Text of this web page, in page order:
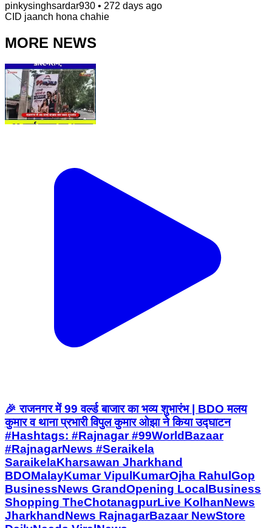
pinkysinghsardar930 • 272 days ago
CID jaanch hona chahie
MORE NEWS
🎉 राजनगर में 99 वर्ल्ड बाजार का भव्य शुभारंभ | BDO मलय
कुमार व थाना प्रभारी विपुल कुमार ओझा ने किया उद्घाटन
#Hashtags: #Rajnagar #99WorldBazaar
#RajnagarNews #Seraikela
SaraikelaKharsawan Jharkhand
BDOMalayKumar VipulKumarOjha RahulGop
BusinessNews GrandOpening LocalBusiness
Shopping TheChotanagpurLive KolhanNews
JharkhandNews RajnagarBazaar NewStore